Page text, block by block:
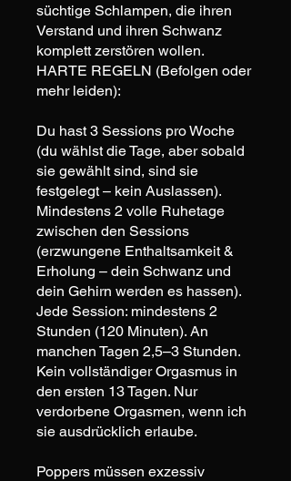
süchtige Schlampen, die ihren
Verstand und ihren Schwanz
komplett zerstören wollen.
HARTE REGELN (Befolgen oder
mehr leiden):
Du hast 3 Sessions pro Woche
(du wählst die Tage, aber sobald
sie gewählt sind, sind sie
festgelegt – kein Auslassen).
Mindestens 2 volle Ruhetage
zwischen den Sessions
(erzwungene Enthaltsamkeit &
Erholung – dein Schwanz und
dein Gehirn werden es hassen).
Jede Session: mindestens 2
Stunden (120 Minuten). An
manchen Tagen 2,5–3 Stunden.
Kein vollständiger Orgasmus in
den ersten 13 Tagen. Nur
verdorbene Orgasmen, wenn ich
sie ausdrücklich erlaube.
Poppers müssen exzessiv